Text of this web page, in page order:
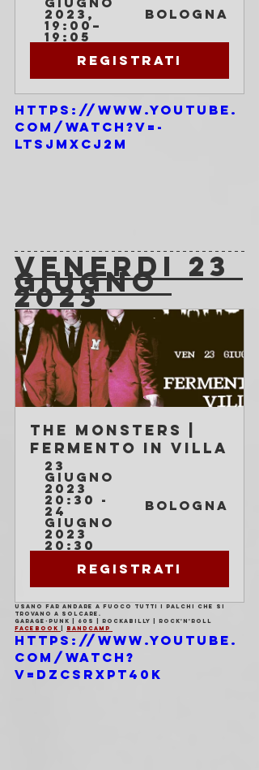
2023,
19:00–
19:05
Bologna
Registrati
https://www.youtube.
com/watch?v=-
LtsJmxcj2M
VENERDI 23
GIUGNO
2023
The Monsters |
Fermento in Villa
23
giugno
2023
20:30 -
24
giugno
2023
20:30
Bologna
Registrati
Usano far andare a fuoco tutti i palchi che si
trovano a solcare.
Garage-punk | 60s | Rockabilly | Rock'n'roll
Facebook
Bandcamp
https://www.youtube.
com/watch?
v=DzCSRXPt40k